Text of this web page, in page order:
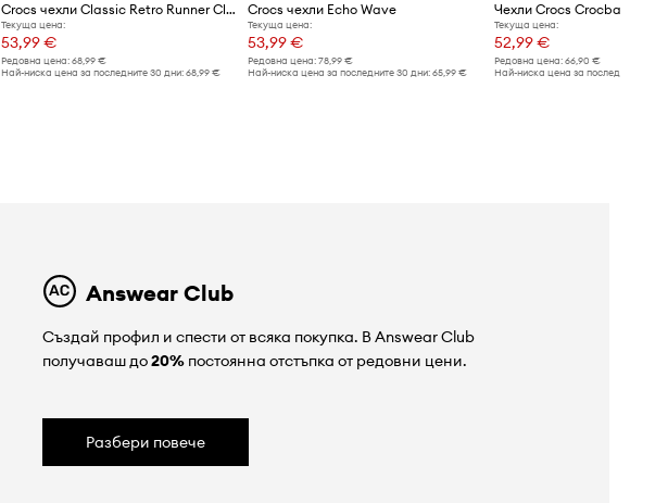
Crocs чехли Classic Retro Runner Clog
Текуща цена:
53,99 €
Редовна цена: 68,99 €
Най-ниска цена за последните 30 дни: 68,99 €
Crocs чехли Echo Wave
Текуща цена:
53,99 €
Редовна цена:78,99 €
Най-ниска цена за последните 30 дни:65,99 €
Чехли Crocs Crocband
Текуща цена:
52,99 €
Редовна цена: 66,90 €
Най-ниска цена за последните 30
Answear Club
Създай профил и спести от всяка покупка. В Answear Club
получаваш до20%постоянна отстъпка от редовни цени.
Разбери повече